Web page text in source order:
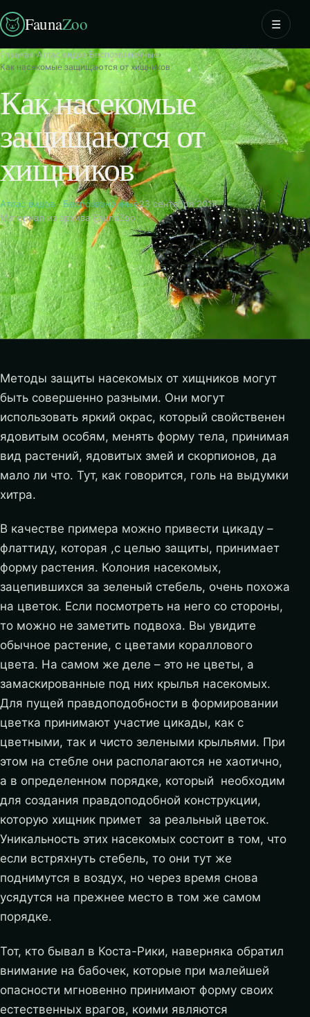
FaunaZoo ☰
Главная›Атлас видов›Беспозвоночные›
Как насекомые защищаются от хищников
Как насекомые
защищаются от
хищников
Атлас видов·Беспозвоночные23 сентября 2017
Материал из архива FaunaZoo
Методы защиты насекомых от хищников могут
быть совершенно разными. Они могут
использовать яркий окрас, который свойственен
ядовитым особям, менять форму тела, принимая
вид растений, ядовитых змей и скорпионов, да
мало ли что. Тут, как говорится, голь на выдумки
хитра.
В качестве примера можно привести цикаду –
флаттиду, которая ,с целью защиты, принимает
форму растения. Колония насекомых,
зацепившихся за зеленый стебель, очень похожа
на цветок. Если посмотреть на него со стороны,
то можно не заметить подвоха. Вы увидите
обычное растение, с цветами кораллового
цвета. На самом же деле – это не цветы, а
замаскированные под них крылья насекомых.
Для пущей правдоподобности в формировании
цветка принимают участие цикады, как с
цветными, так и чисто зелеными крыльями. При
этом на стебле они располагаются не хаотично,
а в определенном порядке, который необходим
для создания правдоподобной конструкции,
которую хищник примет за реальный цветок.
Уникальность этих насекомых состоит в том, что
если встряхнуть стебель, то они тут же
поднимутся в воздух, но через время снова
усядутся на прежнее место в том же самом
порядке.
Тот, кто бывал в Коста-Рики, наверняка обратил
внимание на бабочек, которые при малейшей
опасности мгновенно принимают форму своих
естественных врагов, коими являются